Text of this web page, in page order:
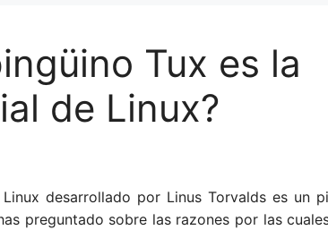
Tux es la
de Linux?
desarrollado por Linus Torvalds es un
preguntado sobre las razones por las